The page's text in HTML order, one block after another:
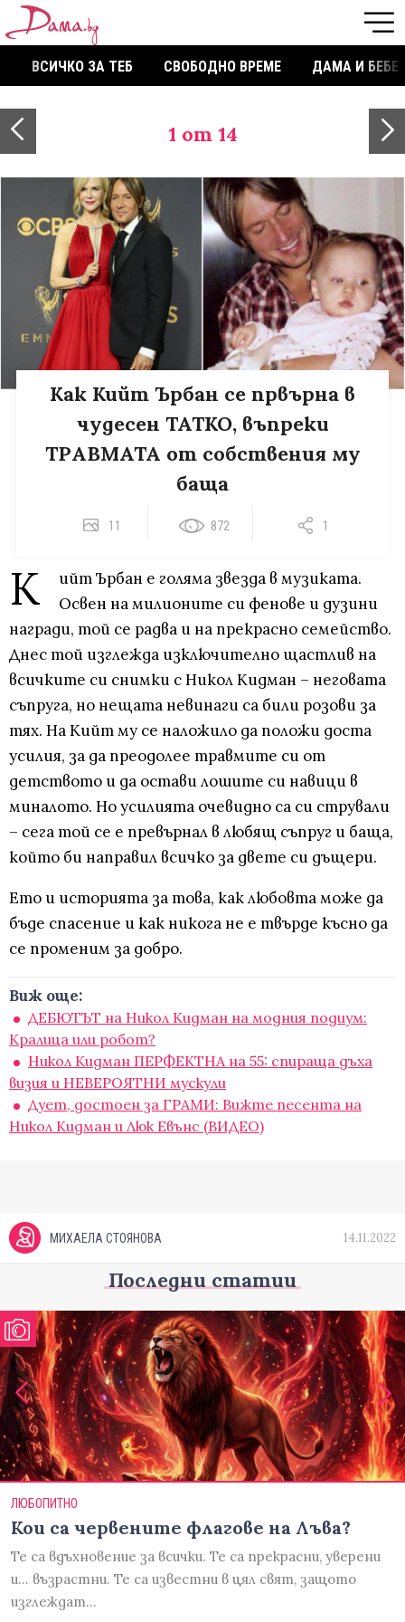
ВСИЧКО ЗА ТЕБ СВОБОДНО ВРЕМЕ ДАМА И БЕБЕ
1 от 14
Как Кийт Ърбан се првърна в
чудесен ТАТКО, въпреки
ТРАВМАТА от собствения му
баща
11 872 1
К
ийт Ърбан е голяма звезда в музиката.
Освен на милионите си фенове и дузини
награди, той се радва и на прекрасно семейство.
Днес той изглежда изключително щастлив на
всичките си снимки с Никол Кидман – неговата
съпруга, но нещата невинаги са били розови за
тях. На Кийт му се наложило да положи доста
усилия, за да преодолее травмите си от
детството и да остави лошите си навици в
миналото. Но усилията очевидно са си стрували
– сега той се е превърнал в любящ съпруг и баща,
който би направил всичко за двете си дъщери.
Ето и историята за това, как любовта може да
бъде спасение и как никога не е твърде късно да
се променим за добро.
Виж още:
ДЕБЮТЪТ на Никол Кидман на модния подиум:
Кралица или робот?
Никол Кидман ПЕРФЕКТНА на 55: спираща дъха
визия и НЕВЕРОЯТНИ мускули
Дует, достоен за ГРАМИ: Вижте песента на
Никол Кидман и Люк Евънс (ВИДЕО)
МИХАЕЛА СТОЯНОВА 14.11.2022
Последни статии
ЛЮБОПИТНО
Кои са червените флагове на Лъва?
Те са вдъхновение за всички. Те са прекрасни, уверени
и... възрастни. Те са известни в цял свят, защото
изглеждат…